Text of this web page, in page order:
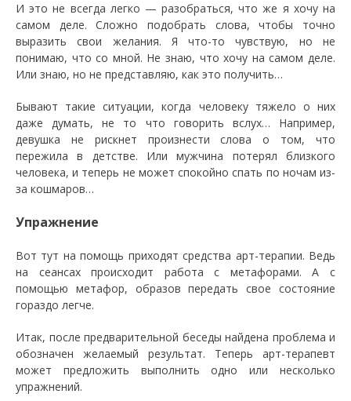
И это не всегда легко — разобраться, что же я хочу на
самом деле. Сложно подобрать слова, чтобы точно
выразить свои желания. Я что-то чувствую, но не
понимаю, что со мной. Не знаю, что хочу на самом деле.
Или знаю, но не представляю, как это получить…
Бывают такие ситуации, когда человеку тяжело о них
даже думать, не то что говорить вслух… Например,
девушка не рискнет произнести слова о том, что
пережила в детстве. Или мужчина потерял близкого
человека, и теперь не может спокойно спать по ночам из-
за кошмаров…
Упражнение
Вот тут на помощь приходят средства арт-терапии. Ведь
на сеансах происходит работа с метафорами. А с
помощью метафор, образов передать свое состояние
гораздо легче.
Итак, после предварительной беседы найдена проблема и
обозначен желаемый результат. Теперь арт-терапевт
может предложить выполнить одно или несколько
упражнений.